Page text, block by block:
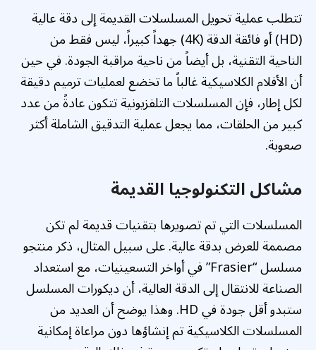
تتطلب عملية تحويل المسلسلات القديمة إلى دقة عالية
(HD) أو فائقة الدقة (4K) جهداً كبيراً، ليس فقط من
الناحية التقنية، بل أيضاً من ناحية مراقبة الجودة. في حين
أن الأفلام الكلاسيكية غالباً ما تخضع لعمليات ترميم دقيقة
لكل إطار، فإن المسلسلات التلفزيونية تتكون عادةً من عدد
كبير من الحلقات، مما يجعل عملية التدقيق الشاملة أكثر
صعوبة.
مشاكل التكنولوجيا القديمة
المسلسلات التي تم تصويرها بتقنيات قديمة لم تكن
مصممة للعرض بدقة عالية. على سبيل المثال، ذكر منتجو
مسلسل “Frasier” في أواخر التسعينيات، مع استعداد
الصناعة للانتقال إلى الدقة العالية، أن ديكورات المسلسل
ستبدو أقل جودة في HD. وهذا يوضح أن العديد من
المسلسلات الكلاسيكية تم إنشاؤها دون مراعاة إمكانية